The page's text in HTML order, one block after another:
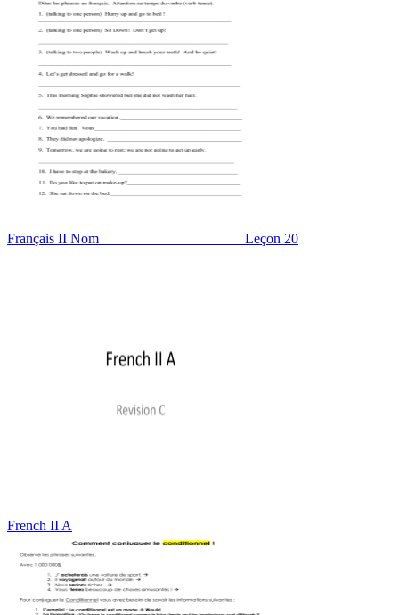
Français II Nom____________________ Leçon 20
French II A